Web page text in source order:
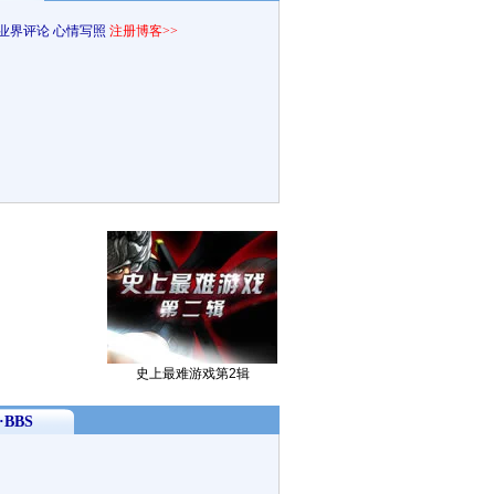
界评论 心情写照 注册博客>>
史上最难游戏第2辑